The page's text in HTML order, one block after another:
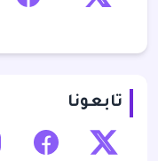
تابعونا